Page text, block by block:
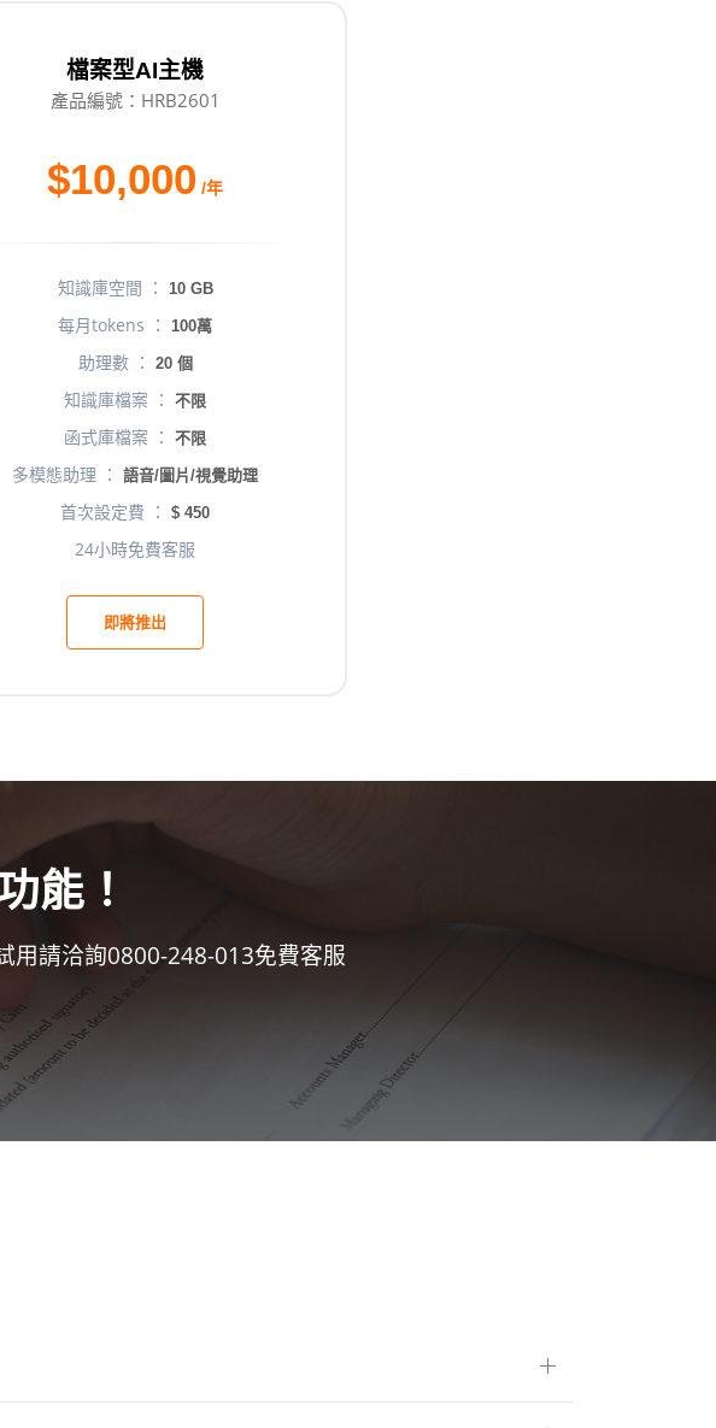
檔案型AI主機
產品編號：HRB2601
$10,000 /年
知識庫空間 ： 10 GB
每月tokens ： 100萬
助理數 ： 20 個
知識庫檔案 ： 不限
函式庫檔案 ： 不限
多模態助理 ： 語音/圖片/視覺助理
首次設定費 ： $ 450
24小時免費客服
即將推出
能！
用請洽詢0800-248-013免費客服